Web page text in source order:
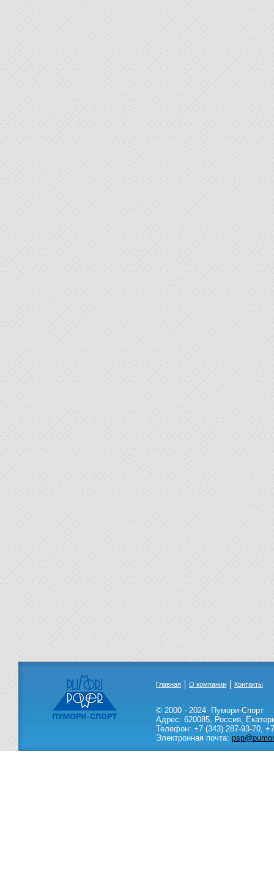
Главная О компании Контакты
© 2000 - 2024
Пумори-Спорт
Адрес: 620085, Россия,
Телефон: +7 (343) 287-93-70,
Электронная почта: